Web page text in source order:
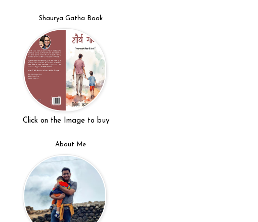
Shaurya Gatha Book
Click on the Image to buy
About Me